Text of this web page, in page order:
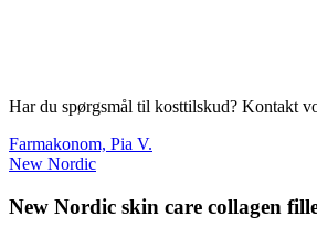
Har du spørgsmål til kosttilskud? Kontakt
Farmakonom, Pia V.
New Nordic
New Nordic skin care collagen